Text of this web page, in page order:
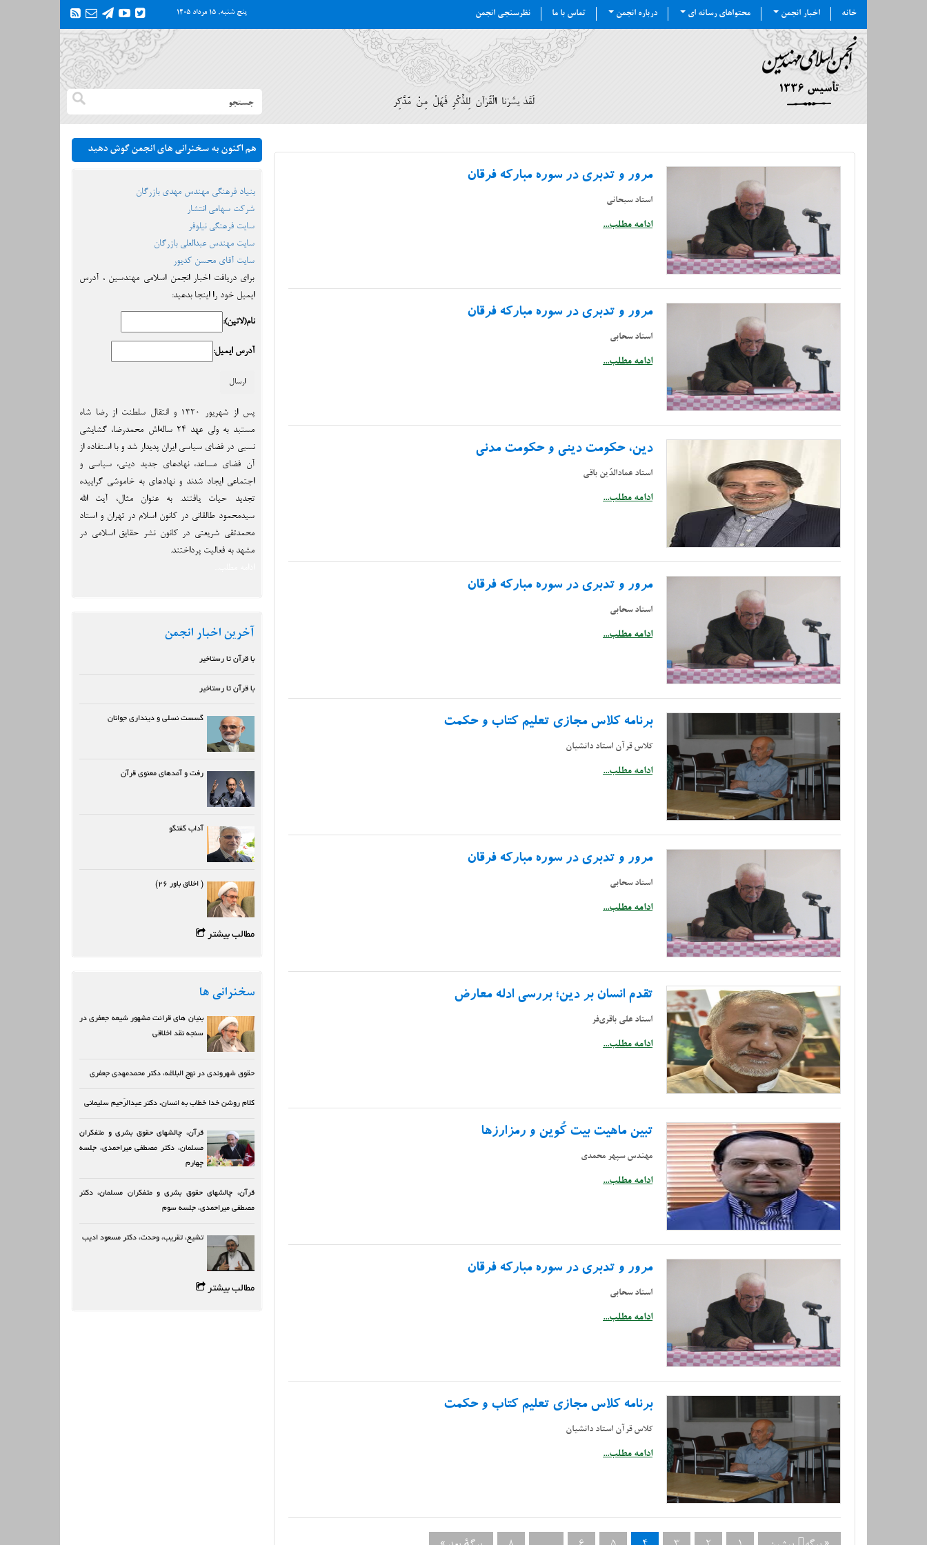
خانه اخبار انجمن محتواهای رسانه ای درباره انجمن تماس با ما نظرسنجی انجمن پنج شنبه, ۱۵ مرداد ۱۴۰۵
لَقَدْ يَسَّرْنَا الْقُرْآنَ لِلذِّكْرِ فَهَلْ مِنْ مُدَّكِر
مرور و تدبری در سوره مبارکه فرقان
استاد سبحانی
ادامه مطلب...
مرور و تدبری در سوره مبارکه فرقان
استاد سحابی
ادامه مطلب...
دین، حکومت دینی و حکومت مدنی
استاد عمادالدّین باقی
ادامه مطلب...
مرور و تدبری در سوره مبارکه فرقان
استاد سحابی
ادامه مطلب...
برنامه کلاس مجازی تعلیم کتاب و حکمت
کلاس قرآن استاد دانشیان
ادامه مطلب...
مرور و تدبری در سوره مبارکه فرقان
استاد سحابی
ادامه مطلب...
تقدم انسان بر دین؛ بررسی ادله معارض
استاد علی باقری‌فر
ادامه مطلب...
تبین ماهیت بیت کُوین و رمزارزها
مهندس سپهر محمدی
ادامه مطلب...
مرور و تدبری در سوره مبارکه فرقان
استاد سحابی
ادامه مطلب...
برنامه کلاس مجازی تعلیم کتاب و حکمت
کلاس قرآن استاد دانشیان
ادامه مطلب...
هم اکنون به سخنرانی های انجمن گوش دهید
بنیاد فرهنگی مهندس مهدی بازرگان
شرکت سهامی انتشار
سایت فرهنگی نیلوفر
سایت مهندس عبدالعلی بازرگان
سایت آقای محسن کدیور
برای دریافت اخبار انجمن اسلامی مهندسین ، آدرس
ایمیل خود را اینجا بدهید:
نام(لاتین):
آدرس ایمیل:
پس از شهریور ۱۳۲۰ و انتقال سلطنت از رضا شاه
مستبد به ولی عهد ۲۴ ساله‌اش محمدرضا، گشایشی
نسبی در فضای سیاسی ایران پدیدار شد و با استفاده از
آن فضای مساعد، نهادهای جدید دینی، سیاسی و
اجتماعی ایجاد شدند و نهادهای به خاموشی گراییده
تجدید حیات یافتند. به عنوان مثال، آیت الله
سیدمحمود طالقانی در کانون اسلام در تهران و استاد
محمدتقی شریعتی در کانون نشر حقایق اسلامی در
مشهد به فعالیت پرداختند.
آخرین اخبار انجمن
با قرآن تا رستاخیر
با قرآن تا رستاخیر
گسست نسلی و دینداری جوانان
رفت و آمدهای معنوی قرآن
آداب گفتگو
( اخلاق باور ۲۶)
مطالب بیشتر
سخنرانی ها
بنیان های قرائت مشهور شیعه جعفری در
سنجه نقد اخلاقی
حقوق شهروندی در نهج البلاغه، دکتر محمدمهدی جعفری
کلام روشن خدا خطاب به انسان، دکتر عبدالرّحیم سلیمانی
قرآن، چالشهای حقوق بشری و متفکران
مسلمان، دکتر مصطفی میراحمدی، جلسه
چهارم
قرآن، چالشهای حقوق بشری و متفکران مسلمان، دکتر
مصطفی میراحمدی، جلسه سوم
تشیع، تقریب، وحدت، دکتر مسعود ادیب
مطالب بیشتر